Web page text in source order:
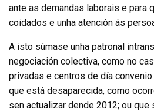
ante as demandas laborais e para
coidados e unha atención ás
A isto súmase unha patronal
negociación colectiva, como no
privadas e centros de día
que está desaparecida, como
sen actualizar dende 2012; ou